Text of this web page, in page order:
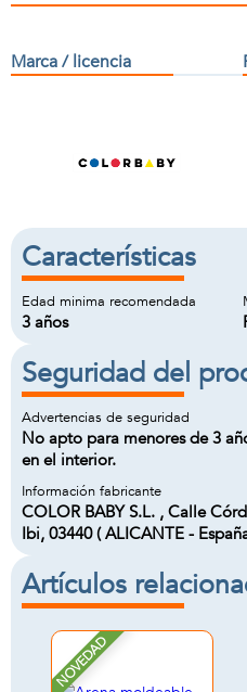
Marca / licencia
Características
Edad minima recomendada
3 años
Seguridad del
Advertencias de seguridad
No apto para menores de 3
en el interior.
Información fabricante
COLOR BABY S.L. , Calle
Ibi, 03440 ( ALICANTE -
Artículos
NOVEDAD